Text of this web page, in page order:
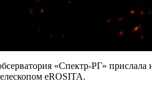
«Спектр-РГ» прислала
eROSITA.